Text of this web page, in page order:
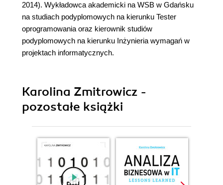
2014). Wykładowca akademicki na WSB w Gdańsku
na studiach podyplomowych na kierunku Tester
oprogramowania oraz kierownik studiów
podyplomowych na kierunku Inżynieria wymagań w
projektach informatycznych.
Karolina Zmitrowicz -
pozostałe książki